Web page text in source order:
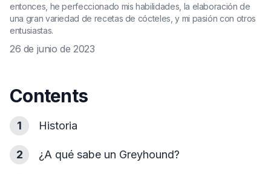
entonces, he perfeccionado mis habilidades, la elaboración de
una gran variedad de recetas de cócteles, y mi pasión con otros
entusiastas.
26 de junio de 2023
Contents
1 Historia
2 ¿A qué sabe un Greyhound?